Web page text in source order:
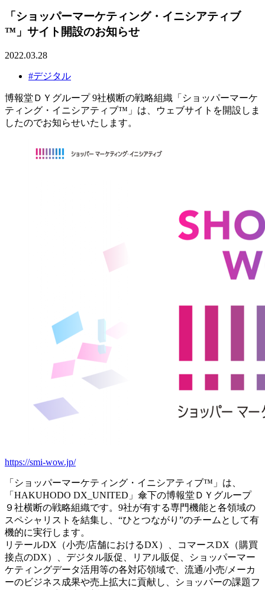
「ショッパーマーケティング・イニシアティブ
™」サイト開設のお知らせ
2022.03.28
#デジタル
博報堂ＤＹグループ 9社横断の戦略組織「ショッパーマーケ
ティング・イニシアティブ™」は、ウェブサイトを開設しま
したのでお知らせいたします。
https://smi-wow.jp/
「ショッパーマーケティング・イニシアティブ™」は、
「HAKUHODO DX_UNITED」傘下の博報堂ＤＹグループ
９社横断の戦略組織です。9社が有する専門機能と各領域の
スペシャリストを結集し、“ひとつながり”のチームとして有
機的に実行します。
リテールDX（小売/店舗におけるDX）、コマースDX（購買
接点のDX）、デジタル販促、リアル販促、ショッパーマー
ケティングデータ活用等の各対応領域で、流通/小売/メーカ
ーのビジネス成果や売上拡大に貢献し、ショッパーの課題フ